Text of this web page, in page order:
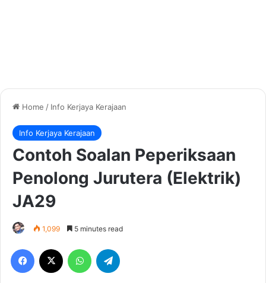
Home / Info Kerjaya Kerajaan
Info Kerjaya Kerajaan
Contoh Soalan Peperiksaan
Penolong Jurutera (Elektrik)
JA29
1,099 5 minutes read
Facebook WhatsApp